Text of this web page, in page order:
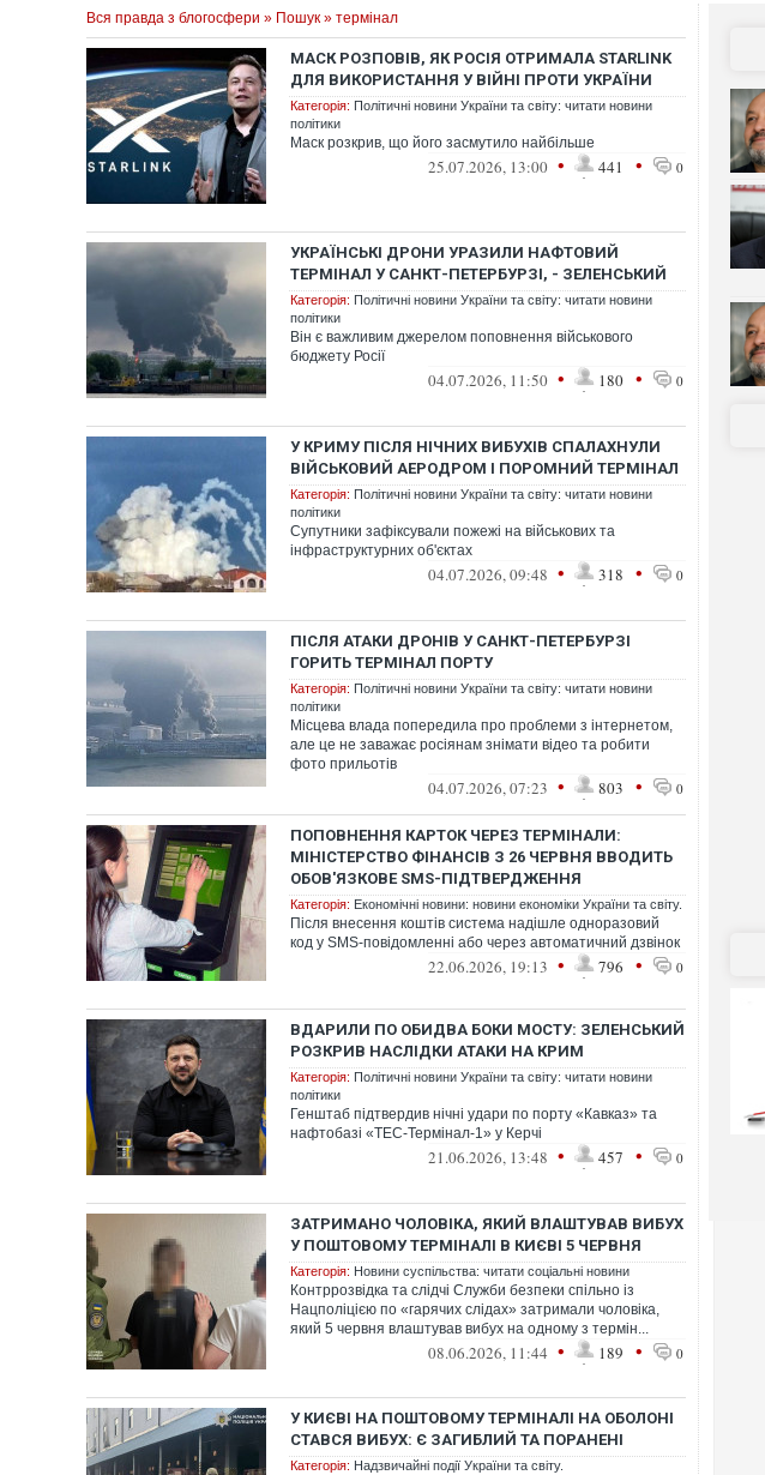
Вся правда з блогосфери » Пошук » термінал
МАСК РОЗПОВІВ, ЯК РОСІЯ ОТРИМАЛА STARLINK
ДЛЯ ВИКОРИСТАННЯ У ВІЙНІ ПРОТИ УКРАЇНИ
Категорія: Політичні новини України та світу: читати новини
політики
Маск розкрив, що його засмутило найбільше
25.07.2026, 13:00 • 441 • 0
УКРАЇНСЬКІ ДРОНИ УРАЗИЛИ НАФТОВИЙ
ТЕРМІНАЛ У САНКТ-ПЕТЕРБУРЗІ, - ЗЕЛЕНСЬКИЙ
Категорія: Політичні новини України та світу: читати новини
політики
Він є важливим джерелом поповнення військового
бюджету Росії
04.07.2026, 11:50 • 180 • 0
У КРИМУ ПІСЛЯ НІЧНИХ ВИБУХІВ СПАЛАХНУЛИ
ВІЙСЬКОВИЙ АЕРОДРОМ І ПОРОМНИЙ ТЕРМІНАЛ
Категорія: Політичні новини України та світу: читати новини
політики
Супутники зафіксували пожежі на військових та
інфраструктурних об'єктах
04.07.2026, 09:48 • 318 • 0
ПІСЛЯ АТАКИ ДРОНІВ У САНКТ-ПЕТЕРБУРЗІ
ГОРИТЬ ТЕРМІНАЛ ПОРТУ
Категорія: Політичні новини України та світу: читати новини
політики
Місцева влада попередила про проблеми з інтернетом,
але це не заважає росіянам знімати відео та робити
фото прильотів
04.07.2026, 07:23 • 803 • 0
ПОПОВНЕННЯ КАРТОК ЧЕРЕЗ ТЕРМІНАЛИ:
МІНІСТЕРСТВО ФІНАНСІВ З 26 ЧЕРВНЯ ВВОДИТЬ
ОБОВ'ЯЗКОВЕ SMS-ПІДТВЕРДЖЕННЯ
Категорія: Економічні новини: новини економіки України та світу.
Після внесення коштів система надішле одноразовий
код у SMS-повідомленні або через автоматичний дзвінок
22.06.2026, 19:13 • 796 • 0
ВДАРИЛИ ПО ОБИДВА БОКИ МОСТУ: ЗЕЛЕНСЬКИЙ
РОЗКРИВ НАСЛІДКИ АТАКИ НА КРИМ
Категорія: Політичні новини України та світу: читати новини
політики
Генштаб підтвердив нічні удари по порту «Кавказ» та
нафтобазі «ТЕС-Термінал-1» у Керчі
21.06.2026, 13:48 • 457 • 0
ЗАТРИМАНО ЧОЛОВІКА, ЯКИЙ ВЛАШТУВАВ ВИБУХ
У ПОШТОВОМУ ТЕРМІНАЛІ В КИЄВІ 5 ЧЕРВНЯ
Категорія: Новини суспільства: читати соціальні новини
Контррозвідка та слідчі Служби безпеки спільно із
Нацполіцією по «гарячих слідах» затримали чоловіка,
який 5 червня влаштував вибух на одному з термін...
08.06.2026, 11:44 • 189 • 0
У КИЄВІ НА ПОШТОВОМУ ТЕРМІНАЛІ НА ОБОЛОНІ
СТАВСЯ ВИБУХ: Є ЗАГИБЛИЙ ТА ПОРАНЕНІ
Категорія: Надзвичайні події України та світу.